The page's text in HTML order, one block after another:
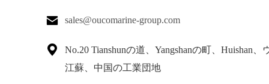
 sales@oucomarine-group.com

No.20 Tianshunの道、Yangshanの町、Huishan、
江蘇、中国の工業団地